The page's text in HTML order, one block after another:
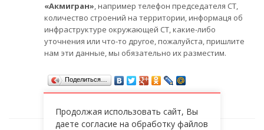
«Акмигран», например телефон председателя СТ,
количество строений на территории, информаця об
инфраструктуре окружающей СТ, какие-либо
уточнения или что-то другое, пожалуйста, пришлите
нам эти данные, мы обязательно их разместим.
Поделиться…
Продолжая использовать сайт, Вы
даете согласие на обработку файлов